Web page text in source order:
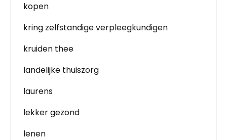
kopen
kring zelfstandige verpleegkundigen
kruiden thee
landelijke thuiszorg
laurens
lekker gezond
lenen